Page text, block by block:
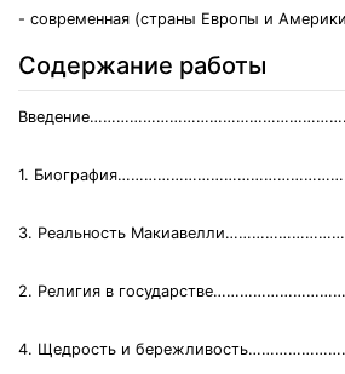
- современная (страны Европы и
Содержание работы
1.
3. Реальность
2. Религия в
4. Щедрость и